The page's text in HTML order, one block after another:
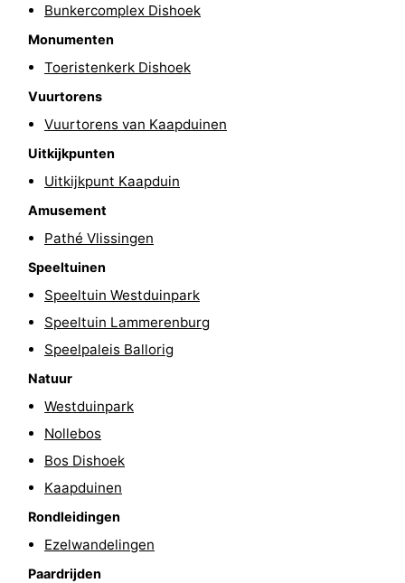
Speeltuinen
Bowlen
Wellness
centra
Dorpen
Steden
Natuur
Rondleidingen
Sporten
Fietsen
Paardrijden
Ringrijden
Bunkercomplex Dishoek
Monumenten
Toeristenkerk Dishoek
Vuurtorens
Vuurtorens van Kaapduinen
Uitkijkpunten
Uitkijkpunt Kaapduin
Amusement
Pathé Vlissingen
Speeltuinen
Speeltuin Westduinpark
Speeltuin Lammerenburg
Speelpaleis Ballorig
Natuur
Westduinpark
Nollebos
Bos Dishoek
Kaapduinen
Rondleidingen
Ezelwandelingen
Paardrijden